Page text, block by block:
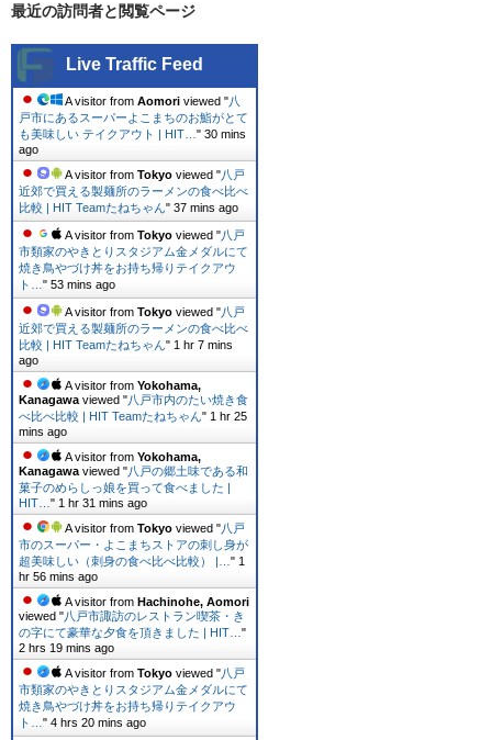
最近の訪問者と閲覧ページ
Live Traffic Feed
A visitor from Aomori viewed "八
戸市にあるスーパーよこまちのお鮨がとて
も美味しい テイクアウト | HIT… " 30 mins
ago
A visitor from Tokyo viewed "八戸
近郊で買える製麺所のラーメンの食べ比べ
比較 | HIT Teamたねちゃん" 37 mins ago
A visitor from Tokyo viewed "八戸
市類家のやきとりスタジアム金メダルにて
焼き鳥やづけ丼をお持ち帰りテイクアウ
ト… " 53 mins ago
A visitor from Tokyo viewed "八戸
近郊で買える製麺所のラーメンの食べ比べ
比較 | HIT Teamたねちゃん" 1 hr 7 mins
ago
A visitor from Yokohama,
Kanagawa viewed "八戸市内のたい焼き食
べ比べ比較 | HIT Teamたねちゃん" 1 hr 25
mins ago
A visitor from Yokohama,
Kanagawa viewed "八戸の郷土味である和
菓子のめらしっ娘を買って食べました |
HIT… " 1 hr 31 mins ago
A visitor from Tokyo viewed "八戸
市のスーパー・よこまちストアの刺し身が
超美味しい（刺身の食べ比べ比較） |… " 1
hr 56 mins ago
A visitor from Hachinohe, Aomori
viewed "八戸市諏訪のレストラン喫茶・き
の字にて豪華な夕食を頂きました | HIT… "
2 hrs 19 mins ago
A visitor from Tokyo viewed "八戸
市類家のやきとりスタジアム金メダルにて
焼き鳥やづけ丼をお持ち帰りテイクアウ
ト… " 4 hrs 20 mins ago